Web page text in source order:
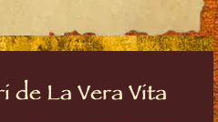
de La Vera Vita